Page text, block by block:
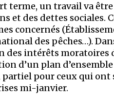
terme, un travail va
et des dettes sociales.
concernés
des pêches…).
des intérêts moratoires
d’un plan
pour ceux qui ont
mi-janvier.